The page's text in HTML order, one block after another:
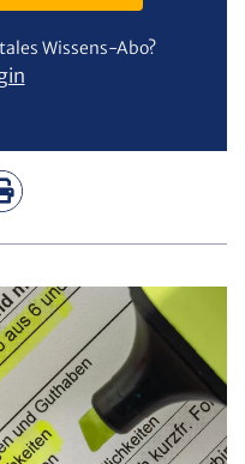
Wissens-Abo?